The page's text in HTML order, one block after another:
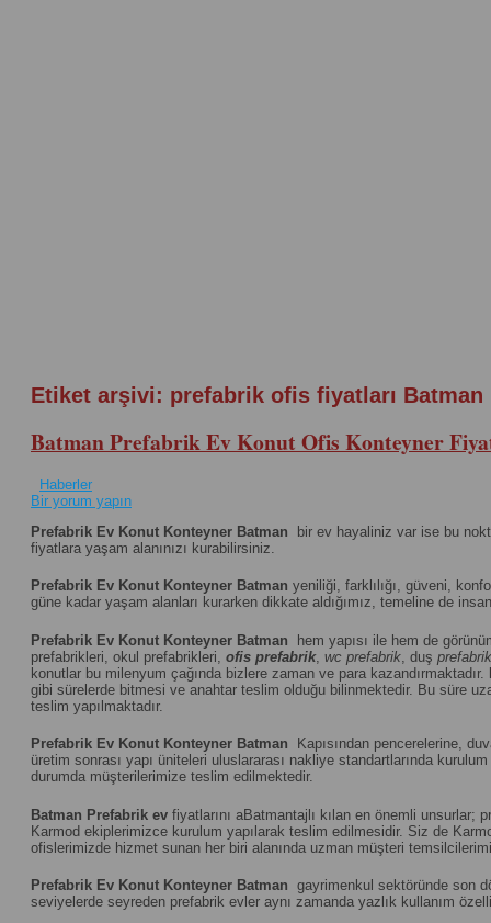
Etiket arşivi: prefabrik ofis fiyatları Batman
Batman Prefabrik Ev Konut Ofis Konteyner
Haberler
Bir yorum yapın
Prefabrik Ev Konut Konteyner Batman bir ev hayaliniz var ise bu
fiyatlara yaşam alanınızı kurabilirsiniz.
Prefabrik Ev Konut Konteyner Batman yeniliği, farklılığı, güveni,
güne kadar yaşam alanları kurarken dikkate aldığımız, temeline de
Prefabrik Ev Konut Konteyner Batman hem yapısı ile hem de
prefabrikleri, okul prefabrikleri, ofis prefabrik, wc prefabrik , duş prefabrik
konutlar bu milenyum çağında bizlere zaman ve para kazandırmaktadır.
gibi sürelerde bitmesi ve anahtar teslim olduğu bilinmektedir. Bu süre
teslim yapılmaktadır.
Prefabrik Ev Konut Konteyner Batman Kapısından pencerelerine,
üretim sonrası yapı üniteleri uluslararası nakliye standartlarında
durumda müşterilerimize teslim edilmektedir.
Batman Prefabrik ev fiyatlarını aBatmantajlı kılan en önemli unsurlar;
Karmod ekiplerimizce kurulum yapılarak teslim edilmesidir. Siz de
ofislerimizde hizmet sunan her biri alanında uzman müşteri
Prefabrik Ev Konut Konteyner Batman gayrimenkul sektöründe son
seviyelerde seyreden prefabrik evler aynı zamanda yazlık kullanım